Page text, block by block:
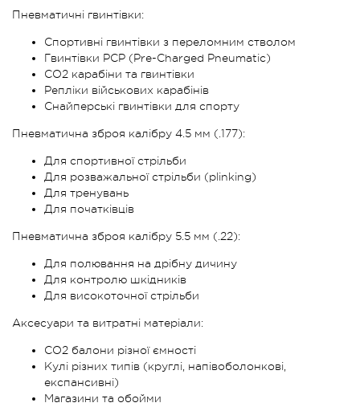
Пневматичні гвинтівки:
Спортивні гвинтівки з переломним стволом
Гвинтівки PCP (Pre-Charged Pneumatic)
CO2 карабіни та гвинтівки
Репліки військових карабінів
Снайперські гвинтівки для спорту
Пневматична зброя калібру 4.5 мм (.177):
Для спортивної стрільби
Для розважальної стрільби (plinking)
Для тренувань
Для початківців
Пневматична зброя калібру 5.5 мм (.22):
Для полювання на дрібну дичину
Для контролю шкідників
Для високоточної стрільби
Аксесуари та витратні матеріали:
CO2 балони різної ємності
Кулі різних типів (круглі, напівоболонкові,
експансивні)
Магазини та обойми